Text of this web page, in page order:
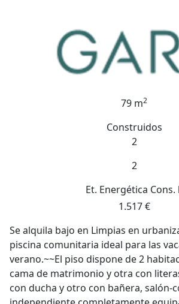
79 m2
Construidos
2
2
Et. Energética Cons.
1.517 €
Se alquila bajo en Limpias en
piscina comunitaria ideal para las
verano.~~El piso dispone de 2
cama de matrimonio y otra con
con ducha y otro con bañera, salón-